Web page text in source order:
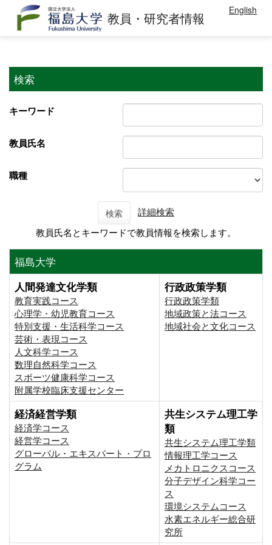
教員・研究者情報 English
検索
キーワード
教員氏名
職種
検索
詳細検索
教員氏名とキーワードで教員情報を検索します。
福島大学
人間発達文化学類
教育実践コース
心理学・幼児教育コース
特別支援・生活科学コース
芸術・表現コース
人文科学コース
数理自然科学コース
スポーツ健康科学コース
附属学校臨床支援センター
行政政策学類
行政政策学類
地域政策と法コース
地域社会と文化コース
経済経営学類
経済学コース
経営学コース
グローバル・エキスパート・プロ
グラム
共生システム理工学
類
共生システム理工学類
情報理工学コース
メカトロニクスコース
分子デザイン科学コー
ス
環境システムコース
⽔素エネルギー総合研
究所